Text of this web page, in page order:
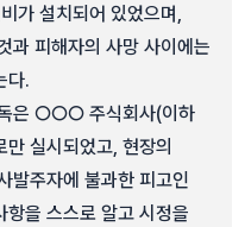
가 설치되어 있었으며,
과 피해자의 사망 사이에는
다.
독은 ○○○ 주식회사(이하
실시되었고, 현장의
발주자에 불과한 피고인
을 스스로 알고 시정을